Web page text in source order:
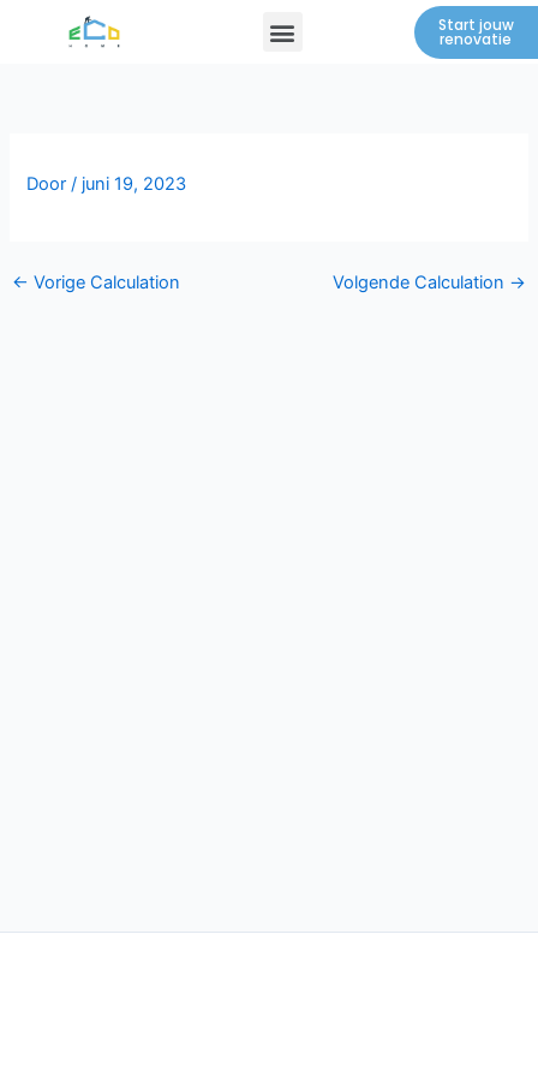
Menu Start jouw
renovatie
Door/ juni 19, 2023
← Vorige Calculation Volgende Calculation →